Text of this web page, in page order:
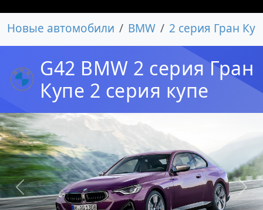
Новые автомобили BMW 2 серия Гран
G42 BMW 2 серия Гран
Купе 2 серия купе
Предыдущая